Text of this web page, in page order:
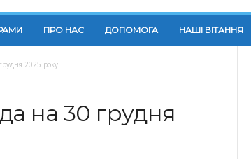
ПРО НАС ДОПОМОГА НАШІ ВІТАННЯ
2025 року
на 30 грудня